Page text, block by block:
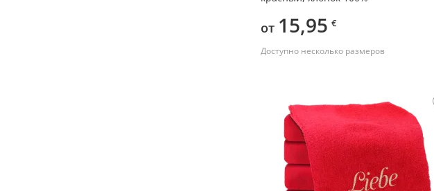
от 15,95 €
Доступно несколько размеров